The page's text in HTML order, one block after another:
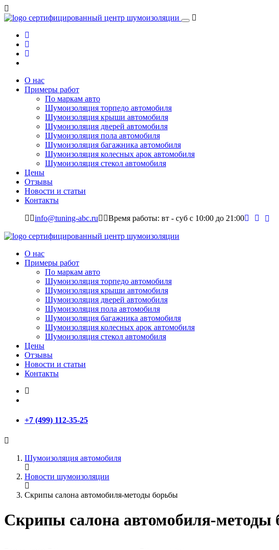
сертифицированный центр шумоизоляции
О нас
Примеры работ
По маркам авто
Шумоизоляция торпедо автомобиля
Шумоизоляция крыши автомобиля
Шумоизоляция дверей автомобиля
Шумоизоляция пола автомобиля
Шумоизоляция багажника автомобиля
Шумоизоляция колесных арок автомобиля
Шумоизоляция стекол автомобиля
Цены
Отзывы
Новости и статьи
Контакты
info@tuning-abc.ru Время работы: вт - суб c 10:00 до 21:00
сертифицированный центр шумоизоляции
О нас
Примеры работ
По маркам авто
Шумоизоляция торпедо автомобиля
Шумоизоляция крыши автомобиля
Шумоизоляция дверей автомобиля
Шумоизоляция пола автомобиля
Шумоизоляция багажника автомобиля
Шумоизоляция колесных арок автомобиля
Шумоизоляция стекол автомобиля
Цены
Отзывы
Новости и статьи
Контакты
+7 (499) 112-35-25
Шумоизоляция автомобиля
Новости шумоизоляции
Скрипы салона автомобиля-методы борьбы
Скрипы салона автомобиля-методы